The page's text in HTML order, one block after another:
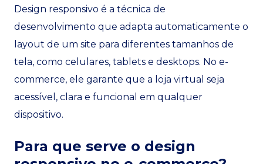
Design responsivo é a técnica de
desenvolvimento que adapta automaticamente o
layout de um site para diferentes tamanhos de
tela, como celulares, tablets e desktops. No e-
commerce, ele garante que a loja virtual seja
acessível, clara e funcional em qualquer
dispositivo.
Para que serve o design